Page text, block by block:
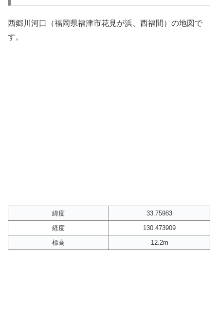
西郷川河口（福岡県福津市花見が浜、西福間）の地図で
す。
緯度
33.75983
経度
130.473909
標高
12.2m